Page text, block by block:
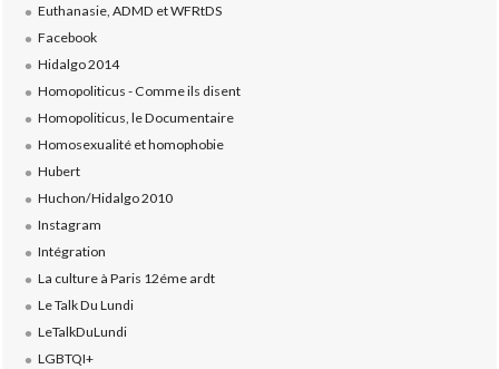
Euthanasie, ADMD et WFRtDS
Facebook
Hidalgo 2014
Homopoliticus - Comme ils disent
Homopoliticus, le Documentaire
Homosexualité et homophobie
Hubert
Huchon/Hidalgo 2010
Instagram
Intégration
La culture à Paris 12éme ardt
Le Talk Du Lundi
LeTalkDuLundi
LGBTQI+